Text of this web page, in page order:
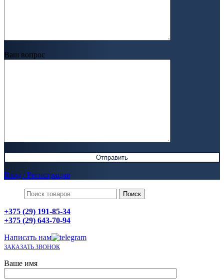
Ваш вопрос
Вход / Регистрация
Поиск
+375 (29) 191-85-34
+375 (29) 643-70-94
Написать нам
ЗАКАЗАТЬ ЗВОНОК
Ваше имя